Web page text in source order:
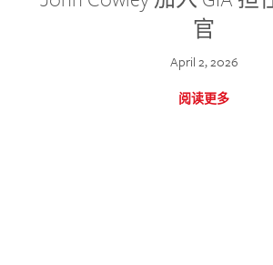
官
April 2, 2026
阅读更多